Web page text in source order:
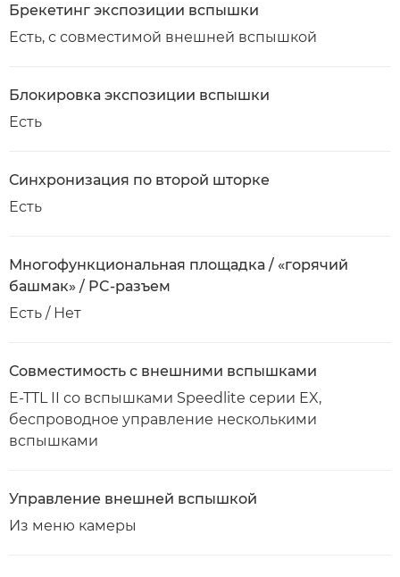
Брекетинг экспозиции вспышки
Есть, с совместимой внешней вспышкой
Блокировка экспозиции вспышки
Есть
Синхронизация по второй шторке
Есть
Многофункциональная площадка / «горячий
башмак» / PC-разъем
Есть / Нет
Совместимость с внешними вспышками
E-TTL II со вспышками Speedlite серии EX,
беспроводное управление несколькими
вспышками
Управление внешней вспышкой
Из меню камеры